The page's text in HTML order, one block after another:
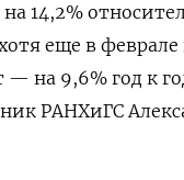
14,2%
еще в
на 9,6% год к
РАНХиГС